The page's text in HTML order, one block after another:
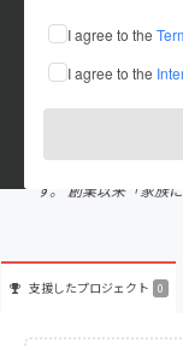
I agree to the
I agree to the
これまでに2件の
在住国：日本 現在地
出身国：日本 出身地
1983年 養豚事業を
業をスタート。 千
す。 創業以来「家族
支援したプロジェクト 0